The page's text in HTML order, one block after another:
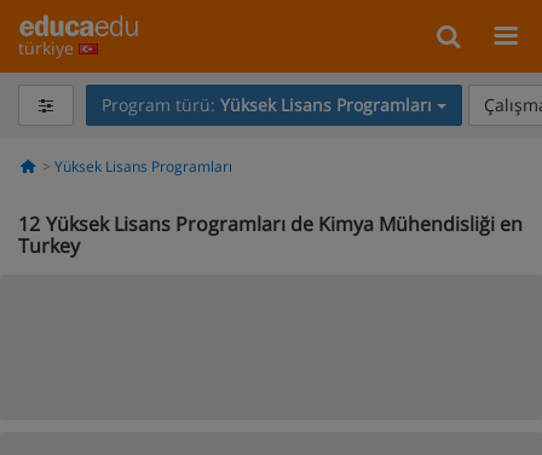
türkiye
Program türü: Yüksek Lisans Programları
Yüksek Lisans Programları
12 Yüksek Lisans Programları de Kimya Mühendisliği en
Turkey